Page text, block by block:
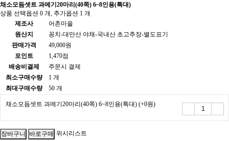
채소모듬셋트 과메기20마리(40쪽) 6~8인용(특대)
상품 선택옵션 0 개, 추가옵션 1 개
제조사
어촌마을
원산지
꽁치-대만산 야채-국내산 초고추장-별도표기
판매가격
49,000원
포인트
1,470점
배송비결제
주문시 결제
최소구매수량
1 개
최대구매수량
50 개
채소모듬셋트 과메기20마리(40쪽) 6~8인용(특대) (+0원)
위시리스트